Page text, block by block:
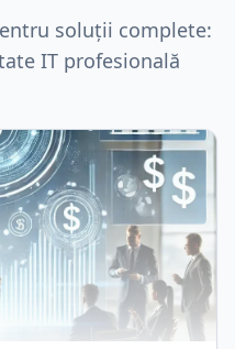
soluții complete:
IT profesională